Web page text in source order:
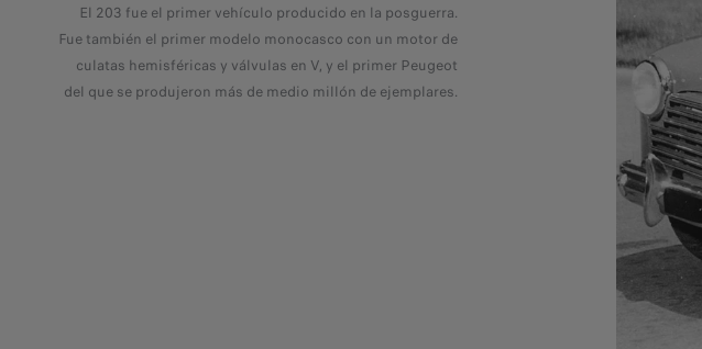
El 203 fue el primer vehículo producido en la posguerra.
Fue también el primer modelo monocasco con un motor de
culatas hemisféricas y válvulas en V, y el primer Peugeot
del que se produjeron más de medio millón de ejemplares.